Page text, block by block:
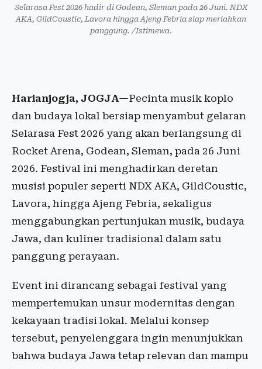
Selarasa Fest 2026 hadir di Godean, Sleman pada 26 Juni. NDX
AKA, GildCoustic, Lavora hingga Ajeng Febria siap meriahkan
panggung. /Istimewa.
Harianjogja, JOGJA—Pecinta musik koplo
dan budaya lokal bersiap menyambut gelaran
Selarasa Fest 2026 yang akan berlangsung di
Rocket Arena, Godean, Sleman, pada 26 Juni
2026. Festival ini menghadirkan deretan
musisi populer seperti NDX AKA, GildCoustic,
Lavora, hingga Ajeng Febria, sekaligus
menggabungkan pertunjukan musik, budaya
Jawa, dan kuliner tradisional dalam satu
panggung perayaan.
Event ini dirancang sebagai festival yang
mempertemukan unsur modernitas dengan
kekayaan tradisi lokal. Melalui konsep
tersebut, penyelenggara ingin menunjukkan
bahwa budaya Jawa tetap relevan dan mampu